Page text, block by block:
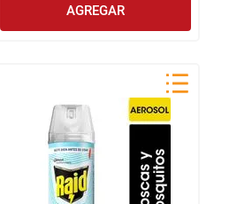
AGREGAR